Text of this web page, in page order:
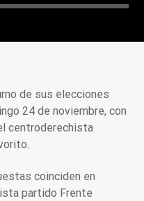
de sus elecciones
24 de noviembre, con
centroderechista
coinciden en
partido Frente